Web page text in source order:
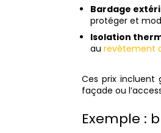
Bardage
protéger et
Isolation
aurevêtement
Ces prix incluent
façade ou
Exemple :